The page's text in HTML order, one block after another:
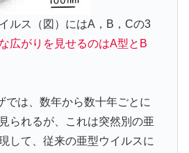
ルス（図）にはA，B，Cの3
広がりを見せるのはA型とB
では、数年から数十年ごとに
られるが、これは突然別の亜
して、従来の亜型ウイルスに